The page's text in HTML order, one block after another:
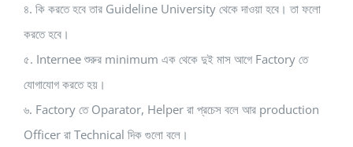
৪. কি করতে হবে তার Guideline University থেকে দাওয়া হবে। তা ফলো
করতে হবে।
৫. Internee শুরুর minimum এক থেকে দুই মাস আগে Factory তে
যোগাযোগ করতে হয়।
৬. Factory তে Oparator, Helper রা প্রচেস বলে আর production
Officer রা Technical দিক গুলো বলে।